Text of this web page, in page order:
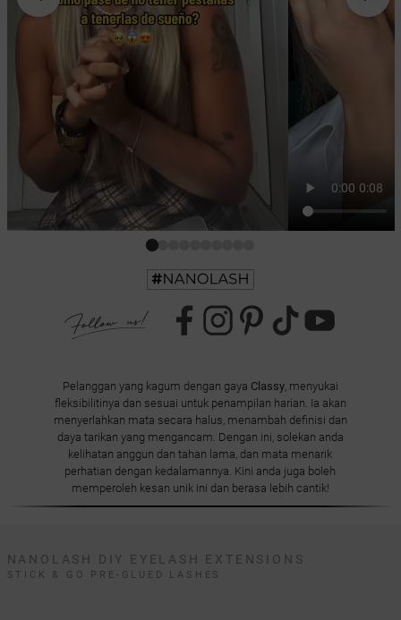
Pelanggan yang kagum dengan gaya Classy, menyukai
fleksibilitinya dan sesuai untuk penampilan harian. Ia akan
menyerlahkan mata secara halus, menambah definisi dan
daya tarikan yang mengancam. Dengan ini, solekan anda
kelihatan anggun dan tahan lama, dan mata menarik
perhatian dengan kedalamannya. Kini anda juga boleh
memperoleh kesan unik ini dan berasa lebih cantik!
NANOLASH DIY EYELASH EXTENSIONS
STICK & GO PRE-GLUED LASHES